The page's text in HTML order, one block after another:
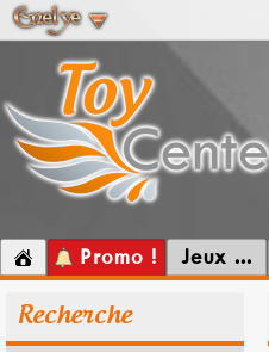
Promo ! Jeux ...
Recherche